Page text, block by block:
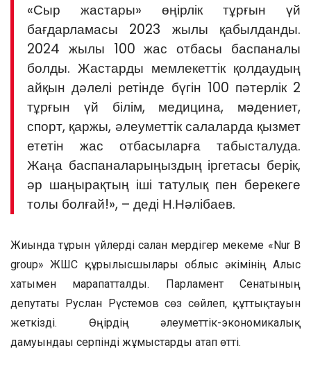
«Сыр жастары» өңірлік тұрғын үй
бағдарламасы 2023 жылы қабылданды.
2024 жылы 100 жас отбасы баспаналы
болды. Жастарды мемлекеттік қолдаудың
айқын дәлелі ретінде бүгін 100 пәтерлік 2
тұрғын үй білім, медицина, мәдениет,
спорт, қаржы, әлеуметтік салаларда қызмет
ететін жас отбасыларға табысталуда.
Жаңа баспаналарыңыздың іргетасы берік,
әр шаңырақтың іші татулық пен берекеге
толы болғай!», – деді Н.Нәлібаев.
Жиында тұрғын үйлерді салған мердігер мекеме «Nur B
group» ЖШС құрылысшылары облыс әкімінің Алғыс
хатымен марапатталды. Парламент Сенатының
депутаты Руслан Рүстемов сөз сөйлеп, құттықтауын
жеткізді. Өңірдің әлеуметтік-экономикалық
дамуындағы серпінді жұмыстарды атап өтті.